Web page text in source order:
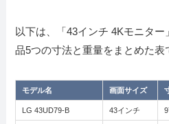
以下は、「43インチ 4Kモニタ
品5つの寸法と重量をまとめた表
モデル名 画面サイズ
LG 43UD79-B 43インチ